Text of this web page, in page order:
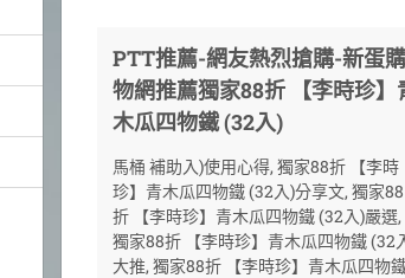
PTT推薦-網友熱烈搶購-新蛋購
物網推薦獨家88折 【李時珍】
木瓜四物鐵 (32入)
馬桶 補助入)使用心得, 獨家88折 【李時
珍】青木瓜四物鐵 (32入)分享文, 獨家88
折 【李時珍】青木瓜四物鐵 (32入)嚴選,
獨家88折 【李時珍】青木瓜四物鐵 (32
大推, 獨家88折 【李時珍】青木瓜四物